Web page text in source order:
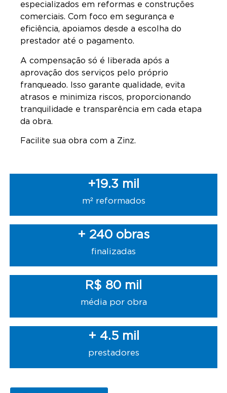
especializados em reformas e construções
comerciais. Com foco em segurança e
eficiência, apoiamos desde a escolha do
prestador até o pagamento.
A compensação só é liberada após a
aprovação dos serviços pelo próprio
franqueado. Isso garante qualidade, evita
atrasos e minimiza riscos, proporcionando
tranquilidade e transparência em cada etapa
da obra.
Facilite sua obra com a Zinz.
m² reformados
+19.3 mil
finalizadas
+ 240 obras
média por obra
R$ 80 mil
prestadores
+ 4.5 mil